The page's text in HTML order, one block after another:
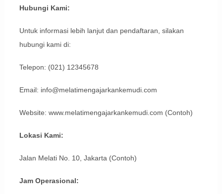
Hubungi Kami:
Untuk informasi lebih lanjut dan pendaftaran, silakan
hubungi kami di:
Telepon: (021) 12345678
Email: info@melatimengajarkankemudi.com
Website: www.melatimengajarkankemudi.com (Contoh)
Lokasi Kami:
Jalan Melati No. 10, Jakarta (Contoh)
Jam Operasional: